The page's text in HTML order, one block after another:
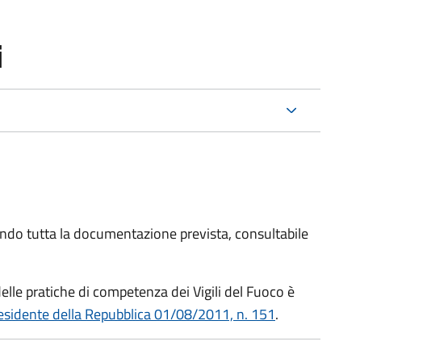
tutta la documentazione prevista, consultabile
pratiche di competenza dei Vigili del Fuoco è
della Repubblica 01/08/2011, n. 151.